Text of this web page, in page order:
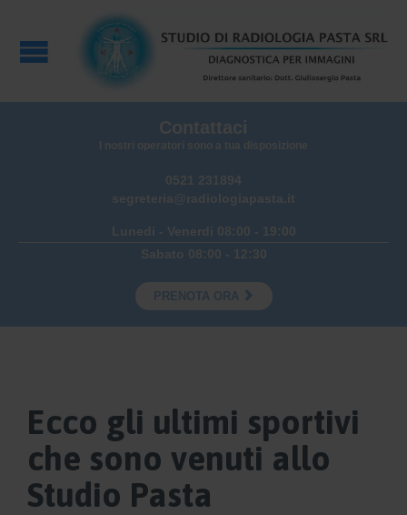
Contattaci
I nostri operatori sono a tua disposizione
0521 231894
segreteria@radiologiapasta.it
Lunedi - Venerdi 08:00 - 19:00
Sabato 08:00 - 12:30
PRENOTA ORA 
Ecco gli ultimi sportivi
che sono venuti allo
Studio Pasta